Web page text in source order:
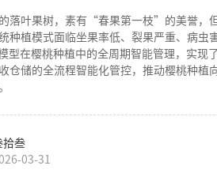
落叶果树，素有“春果第一枝”的美誉，
种植模式面临坐果率低、裂果严重、病虫
型在樱桃种植中的全周期智能管理，实现
仓储的全流程智能化管控，推动樱桃种植
拾叁
03-31